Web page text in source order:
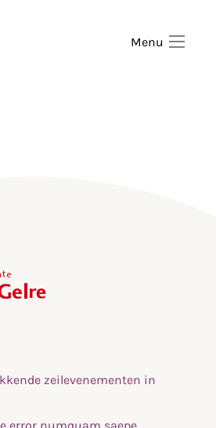
Menu
zeilevenementen in